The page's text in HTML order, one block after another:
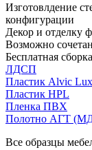
Изготовлдение
конфигурации
Декор и отделку
Возможно
Бесплатная
ЛДСП
Пластик Alvic
Пластик HPL
Пленка ПВХ
Полотно АГТ
Все образцы